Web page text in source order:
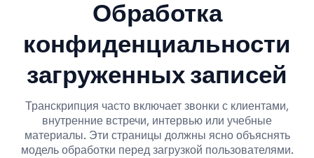
Обработка
конфиденциальности
загруженных записей
Транскрипция часто включает звонки с клиентами,
внутренние встречи, интервью или учебные
материалы. Эти страницы должны ясно объяснять
модель обработки перед загрузкой пользователями.